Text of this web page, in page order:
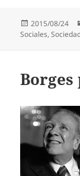
Posted
on
2015/08/24
Sociales,
Borges